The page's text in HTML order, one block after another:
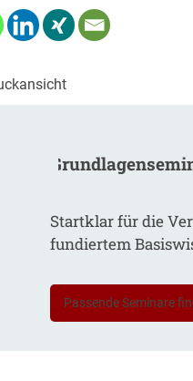
Startklar für die
fundiertem
Passende Seminare